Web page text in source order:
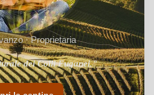
· Proprietaria
dei Colli Euganei."